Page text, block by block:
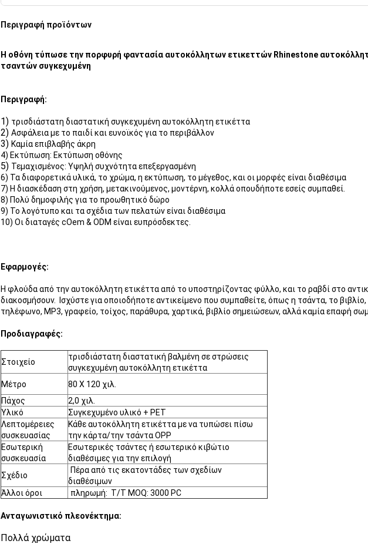
Περιγραφή προϊόντων
Η οθόνη τύπωσε την πορφυρή φαντασία αυτοκόλλητων ετικεττών Rhinestone
τσαντών συγκεχυμένη
Περιγραφή:
1) τρισδιάστατη διαστατική συγκεχυμένη αυτοκόλλητη ετικέττα
2) Ασφάλεια με το παιδί και ευνοϊκός για το περιβάλλον
3) Καμία επιβλαβής άκρη
4) Εκτύπωση: Εκτύπωση οθόνης
5) Τεμαχισμένος: Υψηλή συχνότητα επεξεργασμένη
6) Τα διαφορετικά υλικά, το χρώμα, η εκτύπωση, το μέγεθος, και οι μορφές είναι διαθέσιμα
7) Η διασκέδαση στη χρήση, μετακινούμενος, μοντέρνη, κολλά οπουδήποτε εσείς συμπαθεί.
8) Πολύ δημοφιλής για το προωθητικό δώρο
9) Το λογότυπο και τα σχέδια των πελατών είναι διαθέσιμα
10) Οι διαταγές cOem & ODM είναι ευπρόσδεκτες.
Εφαρμογές:
Η φλούδα από την αυτοκόλλητη ετικέττα από το υποστηρίζοντας φύλλο, και το ραβδί στο
διακοσμήσουν. Ισχύστε για οποιοδήποτε αντικείμενο που συμπαθείτε, όπως η τσάντα, το
τηλέφωνο, MP3, γραφείο, τοίχος, παράθυρα, χαρτικά, βιβλίο σημειώσεων, αλλά καμία επαφή
Προδιαγραφές:
Στοιχείο
τρισδιάστατη διαστατική βαλμένη σε στρώσεις
συγκεχυμένη αυτοκόλλητη ετικέττα
Μέτρο
80 X 120 χιλ.
Πάχος
2,0 χιλ.
Υλικό
Συγκεχυμένο υλικό + PET
Λεπτομέρειες
συσκευασίας
Κάθε αυτοκόλλητη ετικέττα με να τυπώσει πίσω
την κάρτα/την τσάντα OPP
Εσωτερική
συσκευασία
Εσωτερικές τσάντες ή εσωτερικό κιβώτιο
διαθέσιμες για την επιλογή
Σχέδιο
Πέρα από τις εκατοντάδες των σχεδίων
διαθέσιμων
Άλλοι όροι
πληρωμή: T/T MOQ: 3000 PC
Ανταγωνιστικό πλεονέκτημα:
Πολλά χρώματα